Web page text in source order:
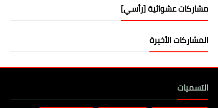
مشاركات عشوائية [رأسي]
المشاركات الأخيرة
التسميات